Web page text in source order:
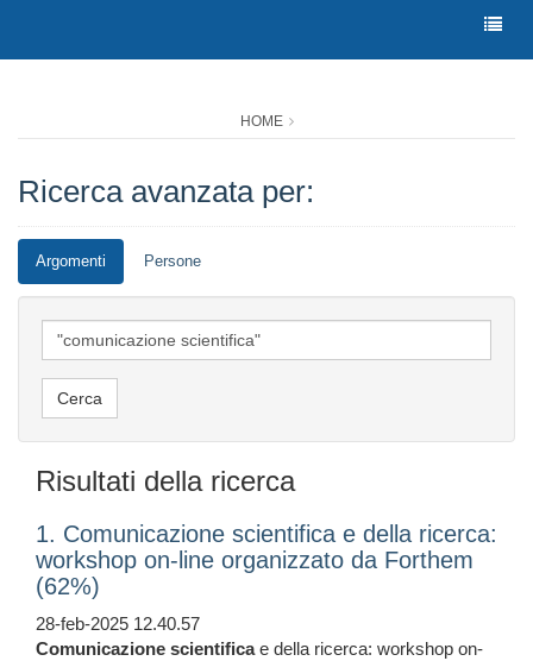
HOME
Ricerca avanzata per:
Argomenti Persone
Risultati della ricerca
1. Comunicazione scientifica e della ricerca:
workshop on-line organizzato da Forthem
(62%)
28-feb-2025 12.40.57
Comunicazione scientificae della ricerca: workshop on-